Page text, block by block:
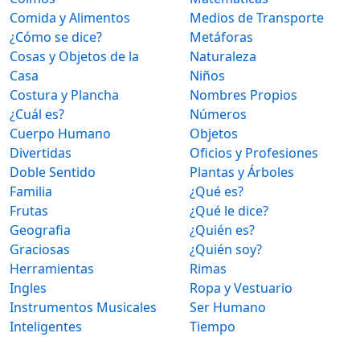
Comida y Alimentos
¿Cómo se dice?
Cosas y Objetos de la
Casa
Costura y Plancha
¿Cuál es?
Cuerpo Humano
Divertidas
Doble Sentido
Familia
Frutas
Geografia
Graciosas
Herramientas
Ingles
Instrumentos Musicales
Inteligentes
Medios de Transporte
Metáforas
Naturaleza
Niños
Nombres Propios
Números
Objetos
Oficios y Profesiones
Plantas y Árboles
¿Qué es?
¿Qué le dice?
¿Quién es?
¿Quién soy?
Rimas
Ropa y Vestuario
Ser Humano
Tiempo